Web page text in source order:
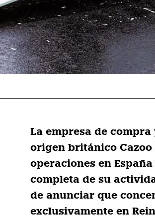
La empresa de compra
origen británico Cazoo
operaciones en
completa de su
de anunciar que
exclusivamente en